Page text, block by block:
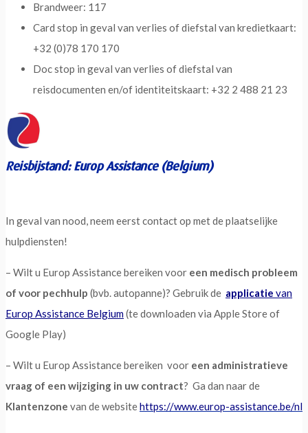
Brandweer: 117
Card stop in geval van verlies of diefstal van kredietkaart:
+32 (0)78 170 170
Doc stop in geval van verlies of diefstal van
reisdocumenten en/of identiteitskaart: +32 2 488 21 23
Reisbijstand: Europ Assistance (Belgium)
In geval van nood, neem eerst contact op met de plaatselijke
hulpdiensten!
– Wilt u Europ Assistance bereiken voor een medisch probleem
of voor pechhulp (bvb. autopanne)? Gebruik de applicatie van
Europ Assistance Belgium(te downloaden via Apple Store of
Google Play)
– Wilt u Europ Assistance bereiken voor een administratieve
vraag of een wijziging in uw contract? Ga dan naar de
Klantenzone van de websitehttps://www.europ-assistance.be/nl